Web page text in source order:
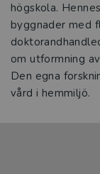
högskola.
byggnader med
om utformning
Den egna
vård i hemmiljö.